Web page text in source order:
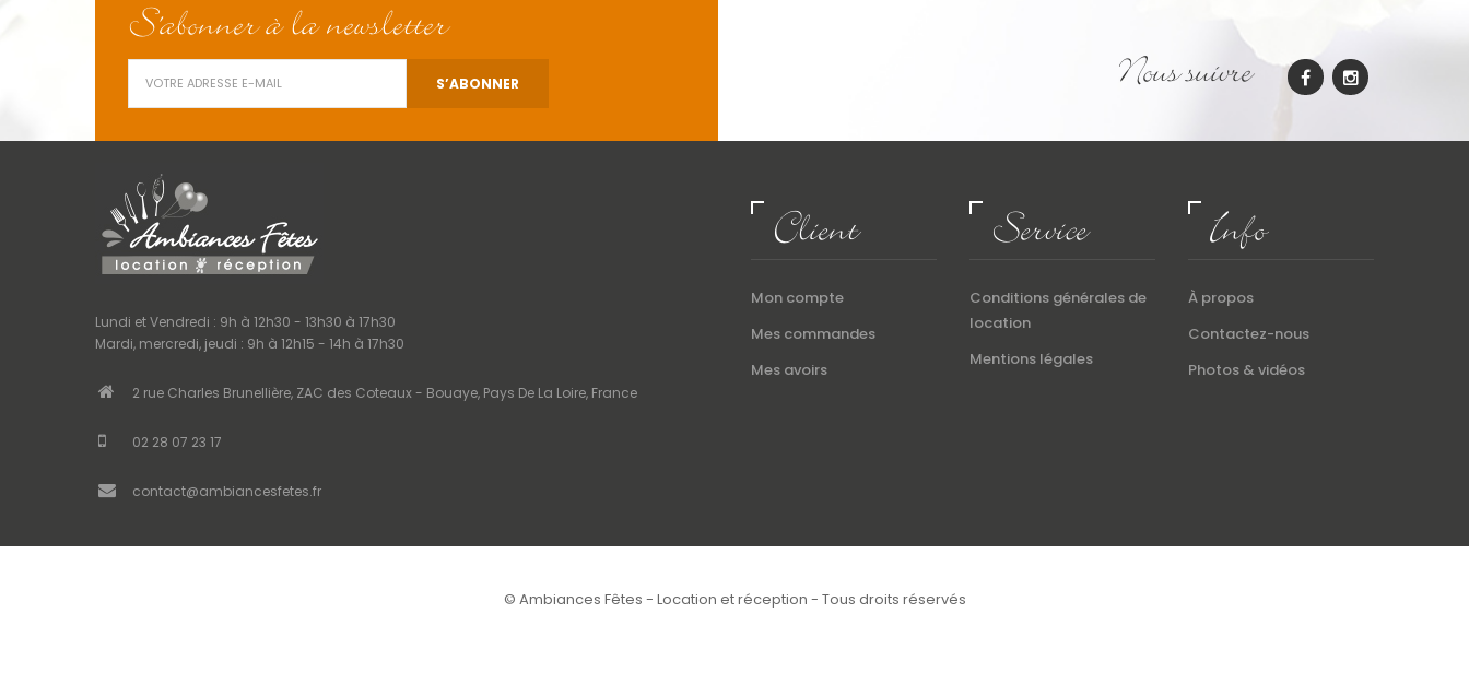
S'abonner à la newsletter
Nous suivre
Lundi et Vendredi : 9h à 12h30 - 13h30 à 17h30
Mardi, mercredi, jeudi : 9h à 12h15 - 14h à 17h30
2 rue Charles Brunellière, ZAC des Coteaux - Bouaye, Pays De La Loire, France
02 28 07 23 17
contact@ambiancesfetes.fr
Client
Mon compte
Mes commandes
Mes avoirs
Service
Conditions générales de
location
Mentions légales
Info
À propos
Contactez-nous
Photos & vidéos
© Ambiances Fêtes - Location et réception - Tous droits réservés